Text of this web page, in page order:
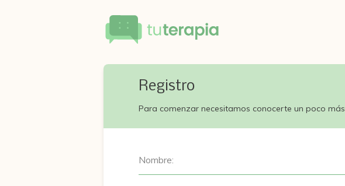
Registro
Para comenzar necesitamos conocerte un poco más
Nombre: